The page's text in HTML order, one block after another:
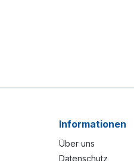
Informationen
Über uns
Datenschutz